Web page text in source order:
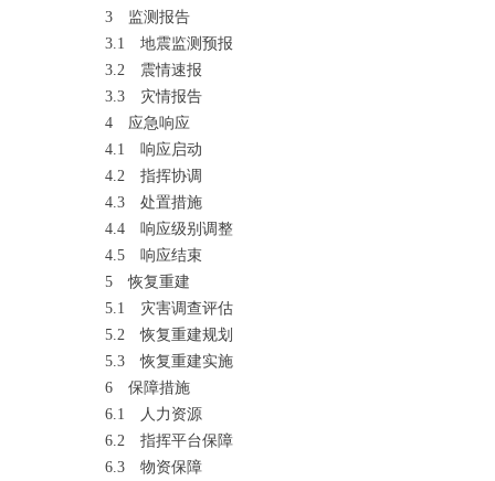
3 监测报告
3.1
地震监测预报
3.2
震情速报
3.3
灾情报告
4 应急响应
4.1
响应启动
4.2
指挥协调
4.3
处置措施
4.4
响应级别调整
4.5
响应结束
5 恢复重建
5.1
灾害调查评估
5.2
恢复重建规划
5.3
恢复重建实施
6 保障措施
6.1
人力资源
6.2
指挥平台保障
6.3
物资保障